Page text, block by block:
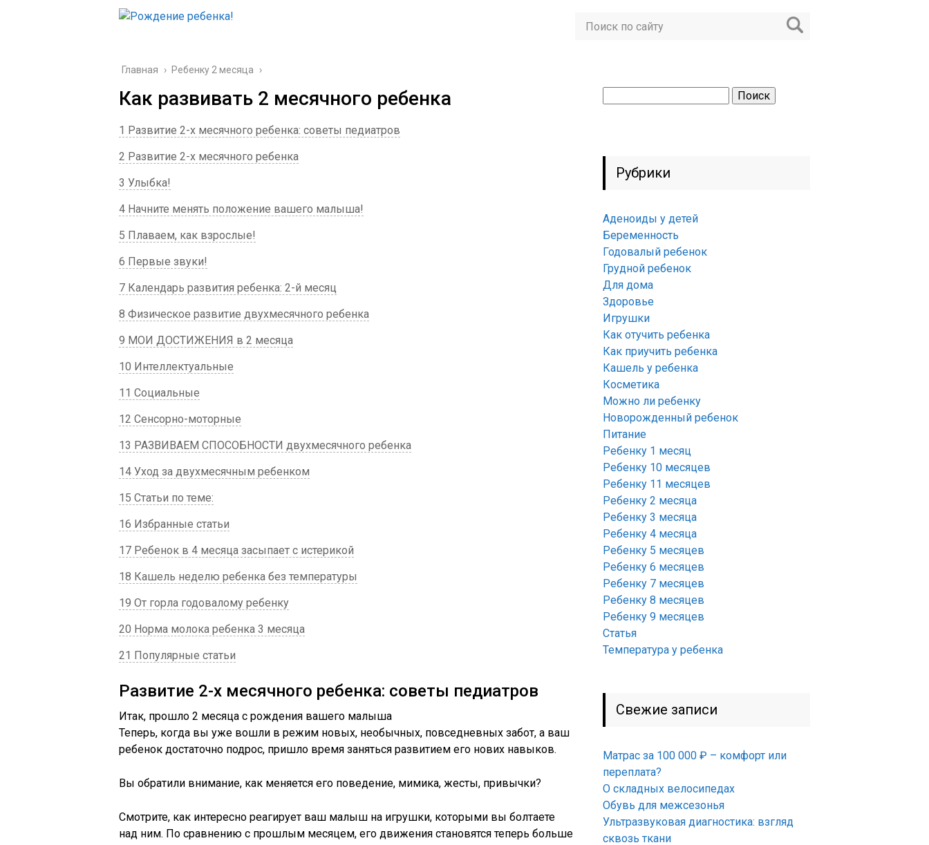
Главная › Ребенку 2 месяца ›
Как развивать 2 месячного ребенка
1 Развитие 2-х месячного ребенка: советы педиатров
2 Развитие 2-х месячного ребенка
3 Улыбка!
4 Начните менять положение вашего малыша!
5 Плаваем, как взрослые!
6 Первые звуки!
7 Календарь развития ребенка: 2-й месяц
8 Физическое развитие двухмесячного ребенка
9 МОИ ДОСТИЖЕНИЯ в 2 месяца
10 Интеллектуальные
11 Социальные
12 Сенсорно-моторные
13 РАЗВИВАЕМ СПОСОБНОСТИ двухмесячного ребенка
14 Уход за двухмесячным ребенком
15 Статьи по теме:
16 Избранные статьи
17 Ребенок в 4 месяца засыпает с истерикой
18 Кашель неделю ребенка без температуры
19 От горла годовалому ребенку
20 Норма молока ребенка 3 месяца
21 Популярные статьи
Развитие 2-х месячного ребенка: советы педиатров
Итак, прошло 2 месяца с рождения вашего малыша
Теперь, когда вы уже вошли в режим новых, необычных, повседневных забот, а ваш
ребенок достаточно подрос, пришло время заняться развитием его нових навыков.
Вы обратили внимание, как меняется его поведение, мимика, жесты, привычки?
Смотрите, как интересно реагирует ваш малыш на игрушки, которыми вы болтаете
над ним. По сравнению с прошлым месяцем, его движения становятся теперь больше
Рубрики
Аденоиды у детей
Беременность
Годовалый ребенок
Грудной ребенок
Для дома
Здоровье
Игрушки
Как отучить ребенка
Как приучить ребенка
Кашель у ребенка
Косметика
Можно ли ребенку
Новорожденный ребенок
Питание
Ребенку 1 месяц
Ребенку 10 месяцев
Ребенку 11 месяцев
Ребенку 2 месяца
Ребенку 3 месяца
Ребенку 4 месяца
Ребенку 5 месяцев
Ребенку 6 месяцев
Ребенку 7 месяцев
Ребенку 8 месяцев
Ребенку 9 месяцев
Статья
Температура у ребенка
Свежие записи
Матрас за 100 000 ₽ – комфорт или
переплата?
О складных велосипедах
Обувь для межсезонья
Ультразвуковая диагностика: взгляд
сквозь ткани